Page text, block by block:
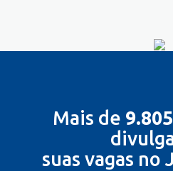
Mais de
suas vagas no